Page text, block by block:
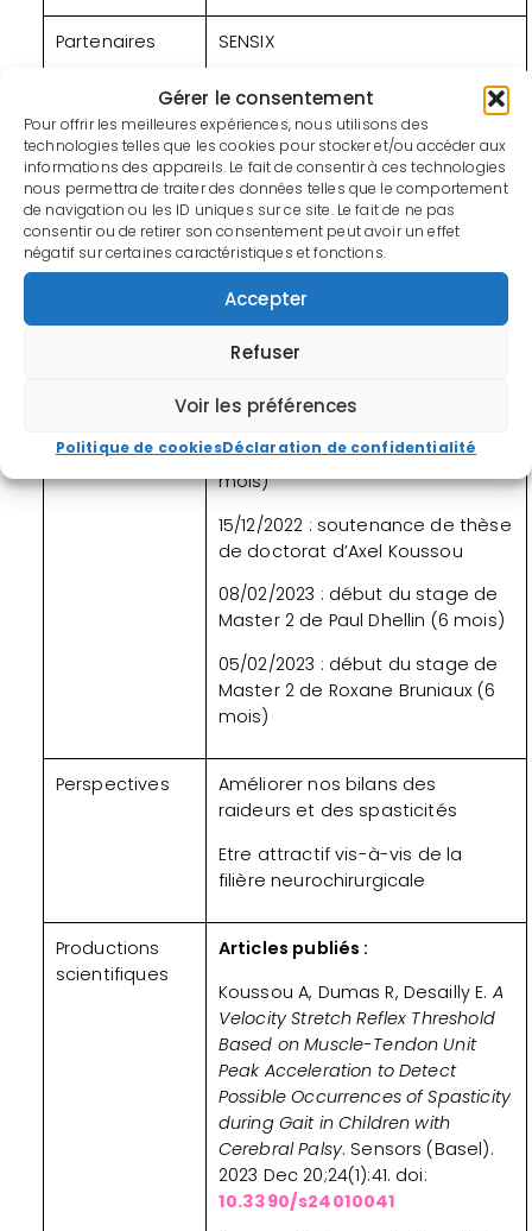
Gérer le consentement
Pour offrir les meilleures expériences, nous utilisons des
technologies telles que les cookies pour stocker et/ou accéder aux
informations des appareils. Le fait de consentir à ces technologies
nous permettra de traiter des données telles que le comportement
de navigation ou les ID uniques sur ce site. Le fait de ne pas
consentir ou de retirer son consentement peut avoir un effet
négatif sur certaines caractéristiques et fonctions.
Accepter
Refuser
Voir les préférences
Politique de cookiesDéclaration de confidentialité
Partenaires SENSIX
Financements
ANRT : 42 000€
Société Générale : 5 000€
Lions Club Melun Doyen : 5 000€
Journal du
01/03/2018 : début du stage de
Master 2 de Dylan Belvent (6
01/12/2019 : début de la thèse de
Master 2 d’Emmanuelle Renoul (6
mois)
15/12/2022 : soutenance de thèse
de doctorat d’Axel Koussou
08/02/2023 : début du stage de
Master 2 de Paul Dhellin (6 mois)
05/02/2023 : début du stage de
Master 2 de Roxane Bruniaux (6
mois)
Perspectives
Améliorer nos bilans des
raideurs et des spasticités
Etre attractif vis-à-vis de la
filière neurochirurgicale
Productions
scientifiques
Articles publiés :
Koussou A, Dumas R, Desailly E. A
Velocity Stretch Reflex Threshold
Based on Muscle-Tendon Unit
Peak Acceleration to Detect
Possible Occurrences of Spasticity
during Gait in Children with
Cerebral Palsy. Sensors (Basel).
2023 Dec 20;24(1):41. doi:
10.3390/s24010041